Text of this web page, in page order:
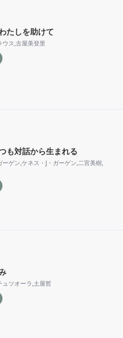
たしを助けて
ウス,古屋美登里
も対話から生まれる
ーゲン,ケネス・J・ガーゲン,二宮美樹,
ュツオーラ,土屋哲